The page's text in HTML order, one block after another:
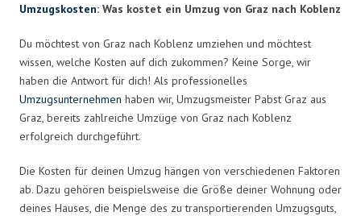
Umzugskosten: Was kostet ein Umzug von Graz nach Koblenz
Du möchtest von Graz nach Koblenz umziehen und möchtest
wissen, welche Kosten auf dich zukommen? Keine Sorge, wir
haben die Antwort für dich! Als professionelles
Umzugsunternehmen haben wir, Umzugsmeister Pabst Graz aus
Graz, bereits zahlreiche Umzüge von Graz nach Koblenz
erfolgreich durchgeführt.
Die Kosten für deinen Umzug hängen von verschiedenen Faktoren
ab. Dazu gehören beispielsweise die Größe deiner Wohnung oder
deines Hauses, die Menge des zu transportierenden Umzugsguts,